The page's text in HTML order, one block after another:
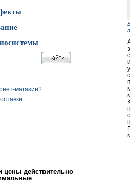
магазин?
цены действительно